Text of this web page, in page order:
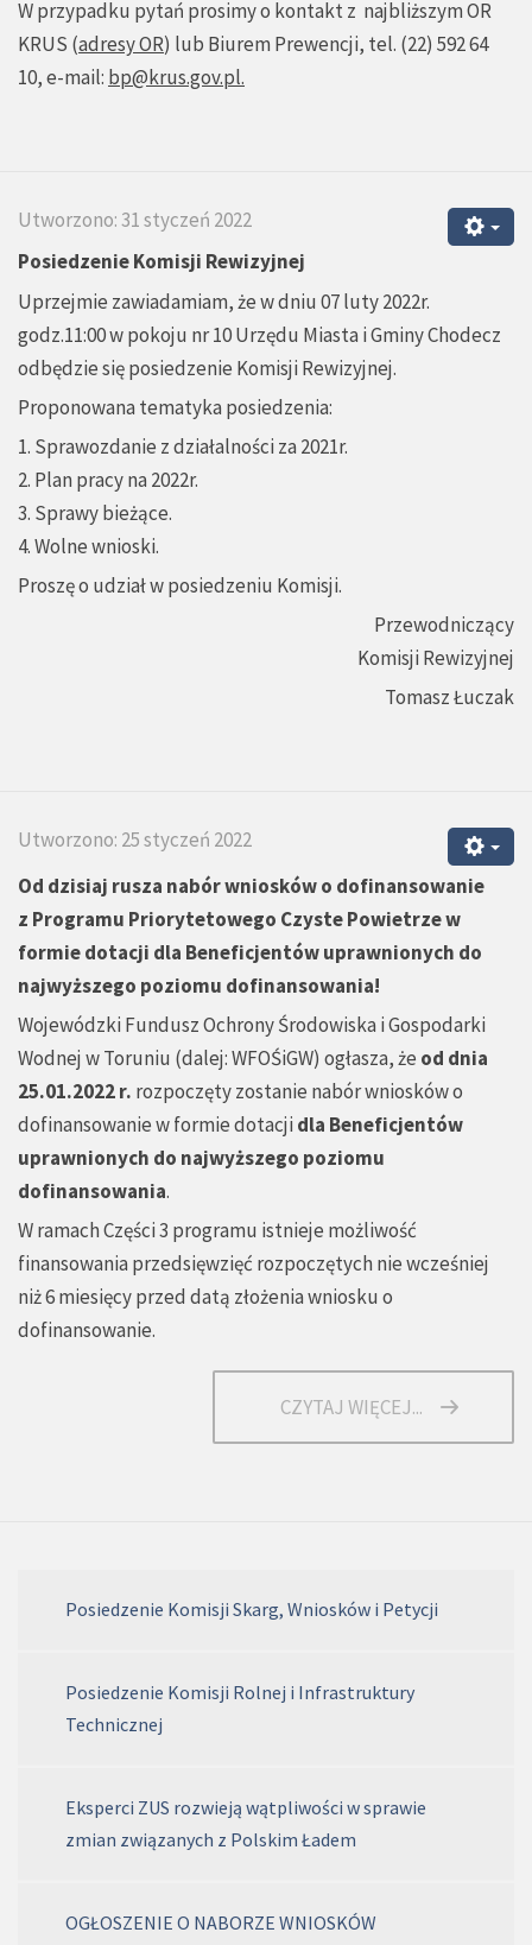
W przypadku pytań prosimy o kontakt z najbliższym OR
KRUS (adresy OR) lub Biurem Prewencji, tel. (22) 592 64
10, e-mail: bp@krus.gov.pl.
Utworzono: 31 styczeń 2022
Posiedzenie Komisji Rewizyjnej
Uprzejmie zawiadamiam, że w dniu 07 luty 2022r.
godz.11:00 w pokoju nr 10 Urzędu Miasta i Gminy Chodecz
odbędzie się posiedzenie Komisji Rewizyjnej.
Proponowana tematyka posiedzenia:
1. Sprawozdanie z działalności za 2021r.
2. Plan pracy na 2022r.
3. Sprawy bieżące.
4. Wolne wnioski.
Proszę o udział w posiedzeniu Komisji.
Przewodniczący
Komisji Rewizyjnej
Tomasz Łuczak
Utworzono: 25 styczeń 2022
Od dzisiaj rusza nabór wniosków o dofinansowanie
z Programu Priorytetowego Czyste Powietrze w
formie dotacji dla Beneficjentów uprawnionych do
najwyższego poziomu dofinansowania!
Wojewódzki Fundusz Ochrony Środowiska i Gospodarki
Wodnej w Toruniu (dalej: WFOŚiGW) ogłasza, że od dnia
25.01.2022 r. rozpoczęty zostanie nabór wniosków o
dofinansowanie w formie dotacji dla Beneficjentów
uprawnionych do najwyższego poziomu
dofinansowania.
W ramach Części 3 programu istnieje możliwość
finansowania przedsięwzięć rozpoczętych nie wcześniej
niż 6 miesięcy przed datą złożenia wniosku o
dofinansowanie.
CZYTAJ WIĘCEJ...
Posiedzenie Komisji Skarg, Wniosków i Petycji
Posiedzenie Komisji Rolnej i Infrastruktury
Technicznej
Eksperci ZUS rozwieją wątpliwości w sprawie
zmian związanych z Polskim Ładem
OGŁOSZENIE O NABORZE WNIOSKÓW